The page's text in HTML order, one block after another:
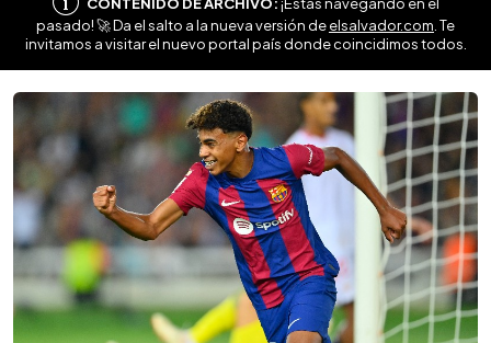
pasado! 🚀 Da el salto a la nueva versión deelsalvador.com . Te
invitamos a visitar el nuevo portal país donde coincidimos todos.